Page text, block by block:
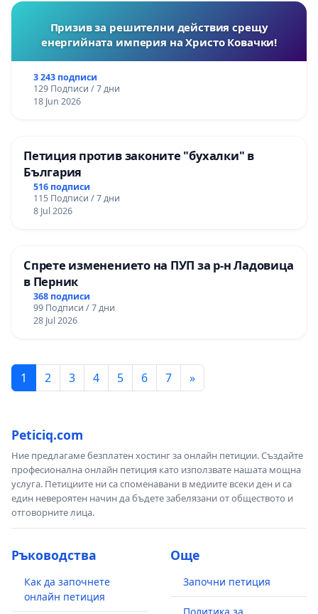
Призив за решителни действия срещу
енергийната империя на Христо Ковачки!
3 243 подписи
129 Подписи / 7 дни
18 Jun 2026
Петиция против законите "бухалки" в
България
516 подписи
115 Подписи / 7 дни
8 Jul 2026
Спрете изменението на ПУП за р-н Ладовица
в Перник
368 подписи
99 Подписи / 7 дни
28 Jul 2026
1 2 3 4 5 6 7 »
Peticiq.com
Ние предлагаме безплатен хостинг за онлайн петиции. Създайте
професионална онлайн петиция като използвате нашата мощна
услуга. Петициите ни са споменавани в медиите всеки ден и са
един невероятен начин да бъдете забелязани от обществото и
отговорните лица.
Ръководства
Как да започнете
онлайн петиция
Още
Започни петиция